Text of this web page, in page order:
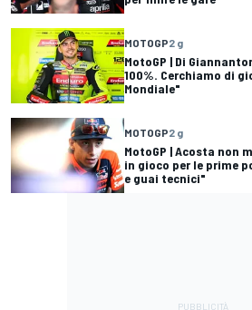
MOTOGP2 g
MotoGP | Di
100%. Cerchiamo di
Mondiale"
MOTOGP2 g
MotoGP | Acosta non
in gioco per le prime
e guai tecnici"